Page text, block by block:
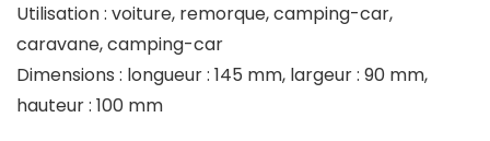
Utilisation : voiture, remorque, camping-car,
caravane, camping-car
Dimensions : longueur : 145 mm, largeur : 90 mm,
hauteur : 100 mm